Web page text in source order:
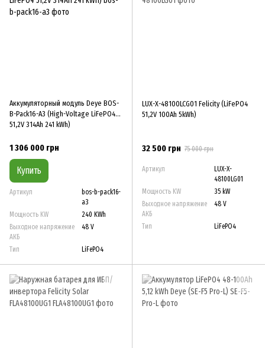
Аккумуляторный модуль Deye BOS-
B-Pack16-A3 (High-Voltage LiFePO4
51,2V 314Ah 241 kWh)
1 306 000 грн
Купить
Артикул
bos-b-pack16-
a3
Мощность KW
240 KWh
Выходное напряжение
АКБ
48 V
Тип LiFePO4
LUX-X-48100LCG01 Felicity (LiFePO4
51,2V 100Ah 5kWh)
32 500 грн 75 000 грн
Артикул
LUX-X-
48100LG01
Мощность KW
35 kW
Выходное напряжение
АКБ
48 V
Тип LiFePO4